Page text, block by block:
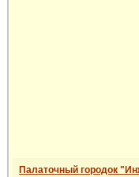
Палаточный городок